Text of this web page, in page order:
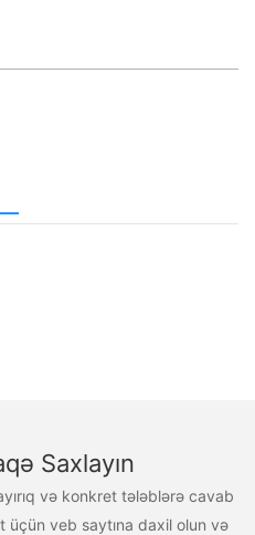
Saxlayın
və konkret tələblərə cavab
veb saytına daxil olun və